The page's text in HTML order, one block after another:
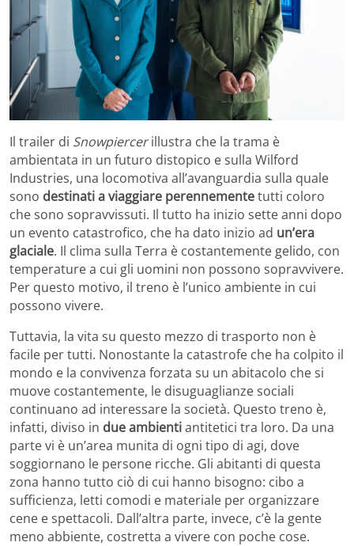
Il trailer di Snowpiercerillustra che la trama è
ambientata in un futuro distopico e sulla Wilford
Industries, una locomotiva all’avanguardia sulla quale
sono destinati a viaggiare perennementetutti coloro
che sono sopravvissuti. Il tutto ha inizio sette anni dopo
un evento catastrofico, che ha dato inizio ad un’era
glaciale. Il clima sulla Terra è costantemente gelido, con
temperature a cui gli uomini non possono sopravvivere.
Per questo motivo, il treno è l’unico ambiente in cui
possono vivere.
Tuttavia, la vita su questo mezzo di trasporto non è
facile per tutti. Nonostante la catastrofe che ha colpito il
mondo e la convivenza forzata su un abitacolo che si
muove costantemente, le disuguaglianze sociali
continuano ad interessare la società. Questo treno è,
infatti, diviso in due ambientiantitetici tra loro. Da una
parte vi è un’area munita di ogni tipo di agi, dove
soggiornano le persone ricche. Gli abitanti di questa
zona hanno tutto ciò di cui hanno bisogno: cibo a
sufficienza, letti comodi e materiale per organizzare
cene e spettacoli. Dall’altra parte, invece, c’è la gente
meno abbiente, costretta a vivere con poche cose.